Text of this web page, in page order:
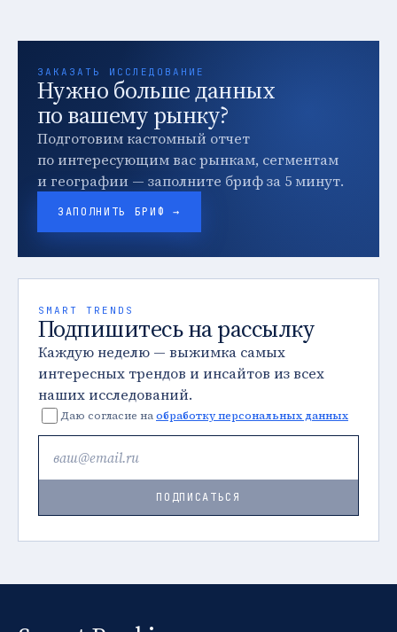
ЗАКАЗАТЬ ИССЛЕДОВАНИЕ
Нужно больше данных
по вашему рынку?
Подготовим кастомный отчет
по интересующим вас рынкам, сегментам
и географии — заполните бриф за 5 минут.
ЗАПОЛНИТЬ БРИФ →
SMART TRENDS
Подпишитесь на рассылку
Каждую неделю — выжимка самых
интересных трендов и инсайтов из всех
наших исследований.
Даю согласие наобработку персональных данных
ПОДПИСАТЬСЯ